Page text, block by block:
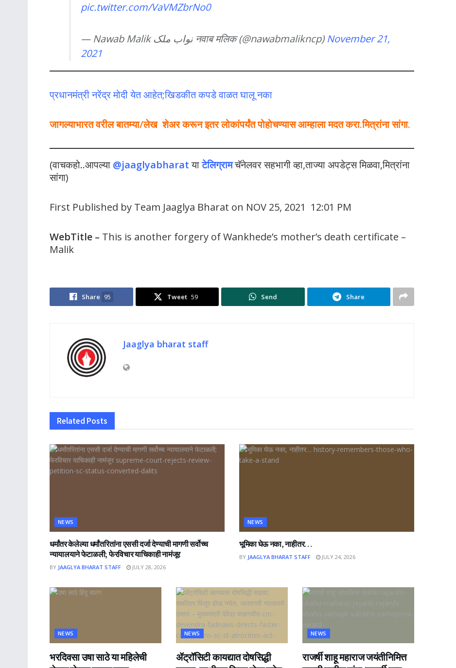
pic.twitter.com/VaVMZbrNo0
— Nawab Malik نواب ملک नवाब मलिक (@nawabmalikncp) November 21,
2021
प्रधानमंत्री नरेंद्र मोदी येत आहेत;खिडकीत कपडे वाळत घालू नका
जागल्याभारत वरील बातम्या/लेख शेअर करून इतर लोकांपर्यंत पोहोचण्यास आम्हाला मदत करा.मित्रांना सांगा.
(वाचकहो..आपल्या @jaaglyabharat याटेलिग्रामचॅनेलवर सहभागी व्हा,ताज्या अपडेट्स मिळवा,मित्रांना
सांगा)
First Published by Team Jaaglya Bharat on NOV 25, 2021 12:01 PM
WebTitle – This is another forgery of Wankhede’s mother’s death certificate –
Malik
Share 95 Tweet 59 Send Share
Jaaglya bharat staff
Related Posts
NEWS
धर्मांतर केलेल्या धर्मांतरितांना एससी दर्जा देण्याची मागणी सर्वोच्च
न्यायालयाने फेटाळली; फेरविचार याचिकाही नामंजूर
BY JAAGLYA BHARAT STAFF JULY 28, 2026
NEWS
भूमिका घेऊ नका, नाहीतर…
BY JAAGLYA BHARAT STAFF JULY 24, 2026
NEWS
भरदिवसा उषा साठे या महिलेची
NEWS
ॲट्रॉसिटी कायद्यात दोषसिद्धी
NEWS
राजर्षी शाहू महाराज जयंतीनिमित्त